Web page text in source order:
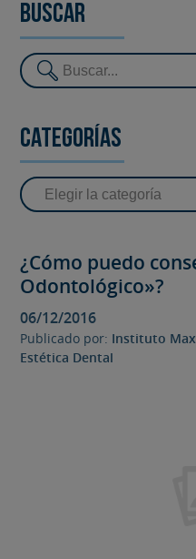
Buscar
Categorías
¿Cómo puedo
Odontológico»?
06/12/2016
Publicado por: Instituto
Estética Dental